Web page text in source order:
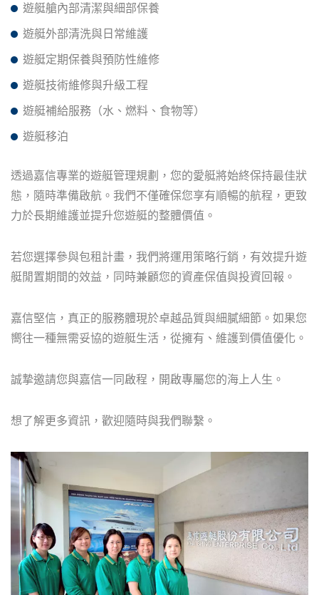
遊艇艙內部清潔與細部保養
遊艇外部清洗與日常維護
遊艇定期保養與預防性維修
遊艇技術維修與升級工程
遊艇補給服務（水、燃料、食物等）
遊艇移泊
透過嘉信專業的遊艇管理規劃，您的愛艇將始終保持最佳狀
態，隨時準備啟航。我們不僅確保您享有順暢的航程，更致
力於長期維護並提升您遊艇的整體價值。
若您選擇參與包租計畫，我們將運用策略行銷，有效提升遊
艇閒置期間的效益，同時兼顧您的資產保值與投資回報。
嘉信堅信，真正的服務體現於卓越品質與細膩細節。如果您
嚮往一種無需妥協的遊艇生活，從擁有、維護到價值優化。
誠摯邀請您與嘉信一同啟程，開啟專屬您的海上人生。
想了解更多資訊，歡迎隨時與我們聯繫。